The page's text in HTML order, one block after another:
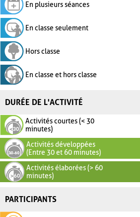
En plusieurs séances
En classe seulement
Hors classe
En classe et hors classe
DURÉE DE L'ACTIVITÉ
Activités courtes (< 30
minutes)
Activités développées
(Entre 30 et 60 minutes)
Activités élaborées (> 60
minutes)
PARTICIPANTS